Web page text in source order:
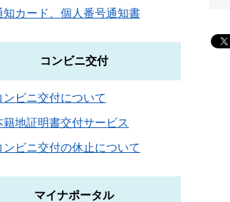
知カード、個人番号通知書
コンビニ交付
ンビニ交付について
籍地証明書交付サービス
ンビニ交付の休止について
マイナポータル